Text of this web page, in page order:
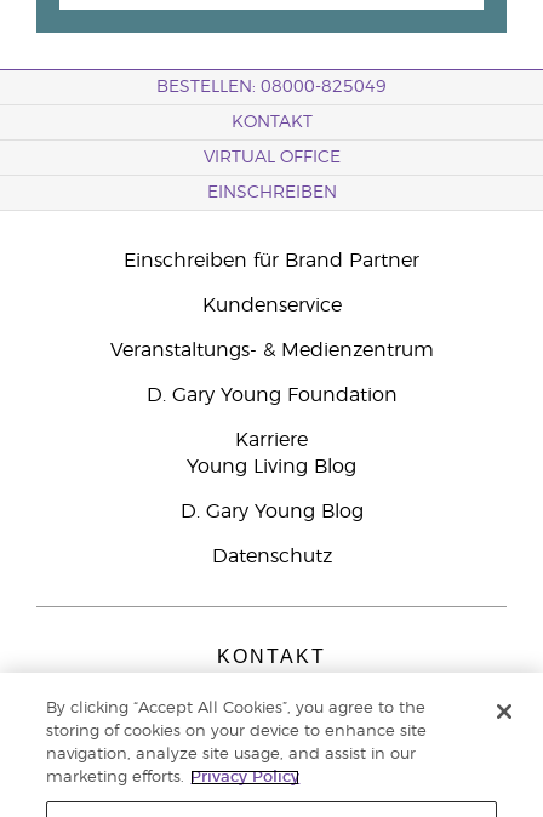
BESTELLEN: 08000-825049
KONTAKT
VIRTUAL OFFICE
EINSCHREIBEN
Einschreiben für Brand Partner
Kundenservice
Veranstaltungs- & Medienzentrum
D. Gary Young Foundation
Karriere
Young Living Blog
D. Gary Young Blog
Datenschutz
KONTAKT
Peizerweg 97
9727 AJ Groningen
Netherlands
Kundenservice:08000-825049
By clicking “Accept All Cookies”, you agree to the
storing of cookies on your device to enhance site
navigation, analyze site usage, and assist in our
marketing efforts.
Privacy Policy